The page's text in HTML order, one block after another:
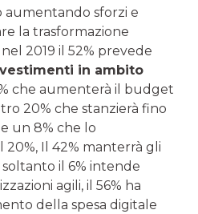
aumentando sforzi e
la trasformazione
2019 il 52% prevede
in ambito
che aumenterà il budget
20% che stanzierà fino
un 8% che lo
Il 42% manterrà gli
il 6% intende
agili, il 56% ha
della spesa digitale